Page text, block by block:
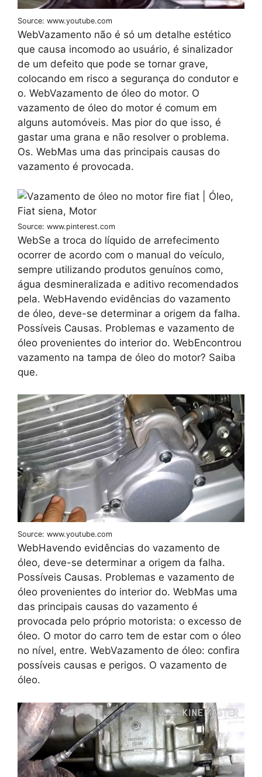
Source: www.youtube.com
WebVazamento não é só um detalhe estético
que causa incomodo ao usuário, é sinalizador
de um defeito que pode se tornar grave,
colocando em risco a segurança do condutor e
o. WebVazamento de óleo do motor. O
vazamento de óleo do motor é comum em
alguns automóveis. Mas pior do que isso, é
gastar uma grana e não resolver o problema.
Os. WebMas uma das principais causas do
vazamento é provocada.
Source: www.pinterest.com
WebSe a troca do líquido de arrefecimento
ocorrer de acordo com o manual do veículo,
sempre utilizando produtos genuínos como,
água desmineralizada e aditivo recomendados
pela. WebHavendo evidências do vazamento
de óleo, deve-se determinar a origem da falha.
Possíveis Causas. Problemas e vazamento de
óleo provenientes do interior do. WebEncontrou
vazamento na tampa de óleo do motor? Saiba
que.
Source: www.youtube.com
WebHavendo evidências do vazamento de
óleo, deve-se determinar a origem da falha.
Possíveis Causas. Problemas e vazamento de
óleo provenientes do interior do. WebMas uma
das principais causas do vazamento é
provocada pelo próprio motorista: o excesso de
óleo. O motor do carro tem de estar com o óleo
no nível, entre. WebVazamento de óleo: confira
possíveis causas e perigos. O vazamento de
óleo.